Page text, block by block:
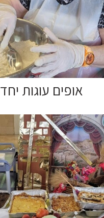
אופים עוגות יחד